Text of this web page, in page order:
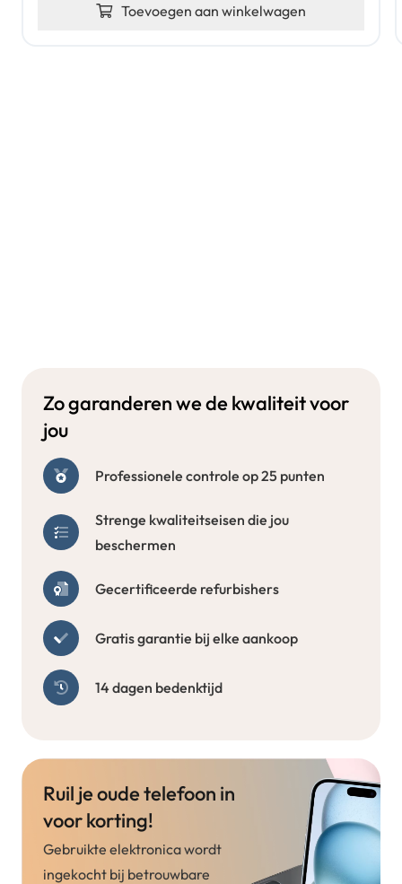
Toevoegen aan winkelwagen
Zo garanderen we de kwaliteit voor
jou
Professionele controle op 25 punten
Strenge kwaliteitseisen die jou
beschermen
Gecertificeerde refurbishers
Gratis garantie bij elke aankoop
14 dagen bedenktijd
Ruil je oude telefoon in
voor korting!
Gebruikte elektronica wordt
ingekocht bij betrouwbare